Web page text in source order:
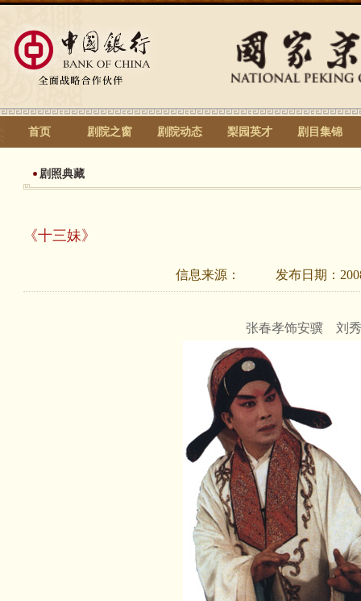
首页 剧院之窗 剧院动态 梨园英才 剧目集锦
剧照典藏
《十三妹》
信息来源： 发布日期：
张春孝饰安骥 刘秀